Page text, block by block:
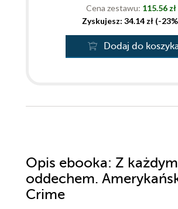
Cena zestawu: 115.56 zł
Zyskujesz: 34.14 zł (-
Dodaj do
Opis ebooka: Z
oddechem.
Crime